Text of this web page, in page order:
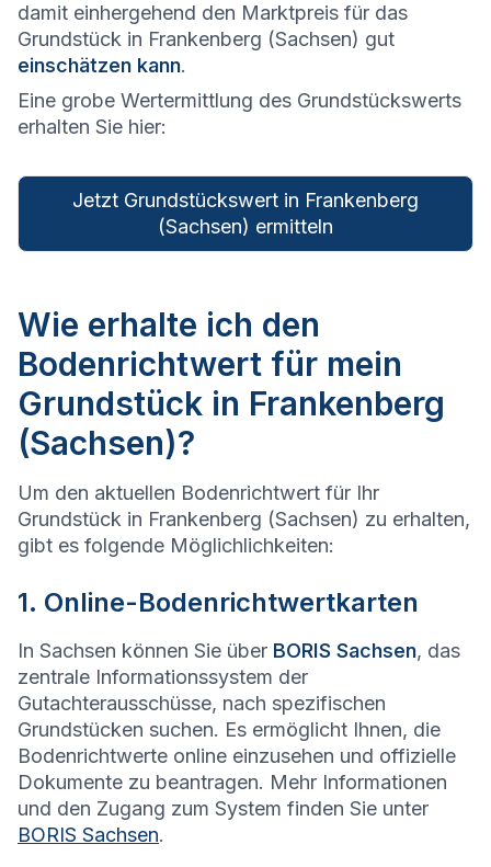
damit einhergehend den Marktpreis für das
Grundstück in Frankenberg (Sachsen) gut
einschätzen kann.
Eine grobe Wertermittlung des Grundstückswerts
erhalten Sie hier:
Jetzt Grundstückswert in Frankenberg
(Sachsen) ermitteln
Wie erhalte ich den
Bodenrichtwert für mein
Grundstück in Frankenberg
(Sachsen)?
Um den aktuellen Bodenrichtwert für Ihr
Grundstück in Frankenberg (Sachsen) zu erhalten,
gibt es folgende Möglichlichkeiten:
1. Online-Bodenrichtwertkarten
In Sachsen können Sie über BORIS Sachsen, das
zentrale Informationssystem der
Gutachterausschüsse, nach spezifischen
Grundstücken suchen. Es ermöglicht Ihnen, die
Bodenrichtwerte online einzusehen und offizielle
Dokumente zu beantragen. Mehr Informationen
und den Zugang zum System finden Sie unter
BORIS Sachsen.